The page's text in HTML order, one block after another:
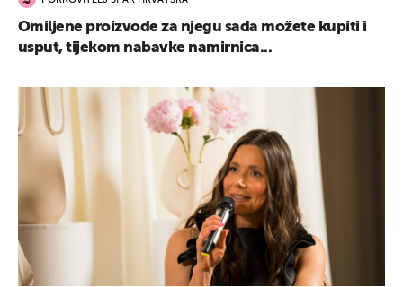
Omiljene proizvode za njegu sada možete kupiti i
usput, tijekom nabavke namirnica...